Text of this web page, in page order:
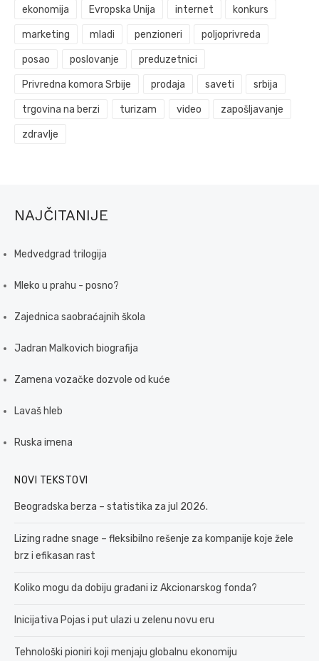
ekonomija Evropska Unija internet konkurs
marketing mladi penzioneri poljoprivreda
posao poslovanje preduzetnici
Privredna komora Srbije prodaja saveti srbija
trgovina na berzi turizam video zapošljavanje
zdravlje
NAJČITANIJE
Medvedgrad trilogija
Mleko u prahu - posno?
Zajednica saobraćajnih škola
Jadran Malkovich biografija
Zamena vozačke dozvole od kuće
Lavaš hleb
Ruska imena
NOVI TEKSTOVI
Beogradska berza – statistika za jul 2026.
Lizing radne snage – fleksibilno rešenje za kompanije koje žele
brz i efikasan rast
Koliko mogu da dobiju građani iz Akcionarskog fonda?
Inicijativa Pojas i put ulazi u zelenu novu eru
Tehnološki pioniri koji menjaju globalnu ekonomiju